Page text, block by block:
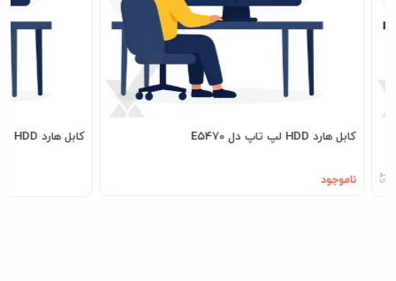
کابل هارد HDD لپ تاپ دل E5470
ناموجود
کابل هارد HDD لپ تاپ اچ پی 650G1